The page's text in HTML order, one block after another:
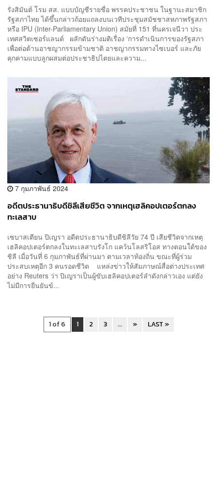
รังสิมันต์ โรม สส. แบบบัญชีรายชื่อ พรรคประชาชน ในฐานะสมาชิก
รัฐสภาไทย ได้ขึ้นกล่าวถ้อยแถลงบนเวทีประชุมสมัชชาสหภาพรัฐสภา
หรือ IPU (Inter-Parliamentary Union) สมัยที่ 151 ที่นครเจนีวา ประ
เทศสวิตเซอร์แลนด์ ผลักดันร่างมติเรื่อง ‘การดำเนินการของรัฐสภา
เพื่อต่อต้านอาชญากรรมข้ามชาติ อาชญากรรมทางไซเบอร์ และภัย
คุกคามแบบลูกผสมต่อประชาธิปไตยและความ...
7 กุมภาพันธ์ 2024
อดีตประธานาธิบดีชิลีเสียชีวิต จากเหตุเฮลิคอปเตอร์ตกลง
ทะเลสาบ
เซบาสเตียน ปิเญรา อดีตประธานาธิบดีชิลีวัย 74 ปี เสียชีวิตจากเหตุ
เฮลิคอปเตอร์ตกลงในทะเลสาบรังโก แคว้นโลสริโอส ทางตอนใต้ของ
ชิลี เมื่อวันที่ 6 กุมภาพันธ์ที่ผ่านมา ตามเวลาท้องถิ่น ขณะที่ผู้ร่วม
ประสบเหตุอีก 3 คนรอดชีวิต แหล่งข่าวให้สัมภาษณ์สื่อต่างประเทศ
อย่าง Reuters ว่า ปิเญราเป็นผู้ขับเฮลิคอปเตอร์ลำดังกล่าวเอง แต่ยัง
ไม่มีการยืนยันข้...
1 of 6 1 2 3 ... » LAST »